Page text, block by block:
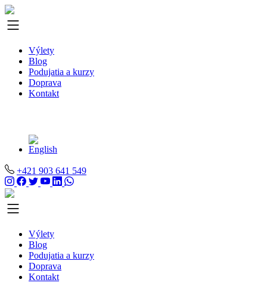
Výlety
Blog
Podujatia a kurzy
Doprava
Kontakt
+421 903 641 549
Výlety
Blog
Podujatia a kurzy
Doprava
Kontakt